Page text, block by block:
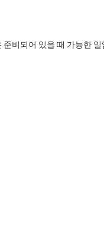
준비되어 있을 때 가능한 일